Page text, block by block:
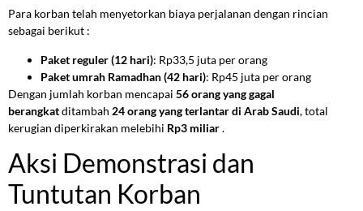
Para korban telah menyetorkan biaya perjalanan dengan rincian
sebagai berikut :
Paket reguler (12 hari): Rp33,5 juta per orang
Paket umrah Ramadhan (42 hari): Rp45 juta per orang
Dengan jumlah korban mencapai 56 orang yang gagal
berangkatditambah 24 orang yang terlantar di Arab Saudi, total
kerugian diperkirakan melebihi Rp3 miliar.
Aksi Demonstrasi dan
Tuntutan Korban